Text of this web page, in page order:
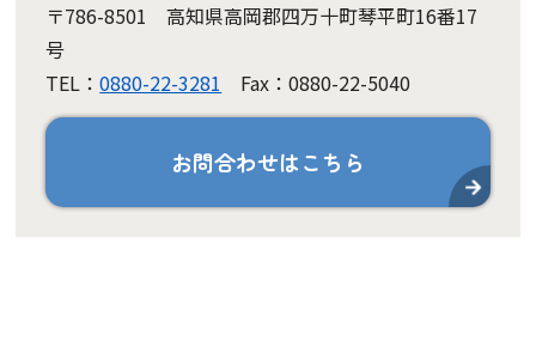
〒786-8501 高知県高岡郡四万十町琴平町16番17
号
TEL：0880-22-3281 Fax：0880-22-5040
お問合わせはこちら